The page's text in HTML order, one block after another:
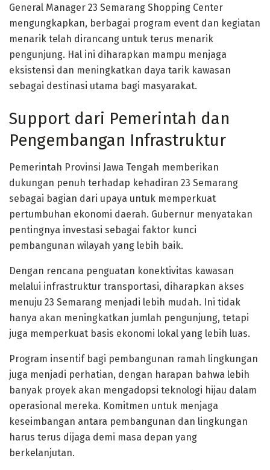
General Manager 23 Semarang Shopping Center
mengungkapkan, berbagai program event dan kegiatan
menarik telah dirancang untuk terus menarik
pengunjung. Hal ini diharapkan mampu menjaga
eksistensi dan meningkatkan daya tarik kawasan
sebagai destinasi utama bagi masyarakat.
Support dari Pemerintah dan
Pengembangan Infrastruktur
Pemerintah Provinsi Jawa Tengah memberikan
dukungan penuh terhadap kehadiran 23 Semarang
sebagai bagian dari upaya untuk memperkuat
pertumbuhan ekonomi daerah. Gubernur menyatakan
pentingnya investasi sebagai faktor kunci
pembangunan wilayah yang lebih baik.
Dengan rencana penguatan konektivitas kawasan
melalui infrastruktur transportasi, diharapkan akses
menuju 23 Semarang menjadi lebih mudah. Ini tidak
hanya akan meningkatkan jumlah pengunjung, tetapi
juga memperkuat basis ekonomi lokal yang lebih luas.
Program insentif bagi pembangunan ramah lingkungan
juga menjadi perhatian, dengan harapan bahwa lebih
banyak proyek akan mengadopsi teknologi hijau dalam
operasional mereka. Komitmen untuk menjaga
keseimbangan antara pembangunan dan lingkungan
harus terus dijaga demi masa depan yang
berkelanjutan.